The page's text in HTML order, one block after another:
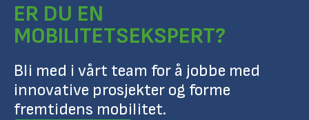
ER DU EN
MOBILITETSEKSPERT?
Bli med i vårt team for å jobbe med
innovative prosjekter og forme
fremtidens mobilitet.